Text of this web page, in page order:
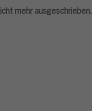
mehr ausgeschrieben.